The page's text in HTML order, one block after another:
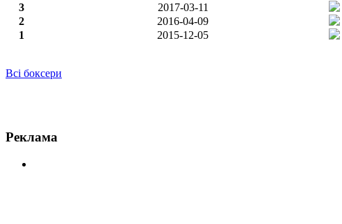
3
2017-03-11
2
2016-04-09
1
2015-12-05
Всі боксери
Реклама